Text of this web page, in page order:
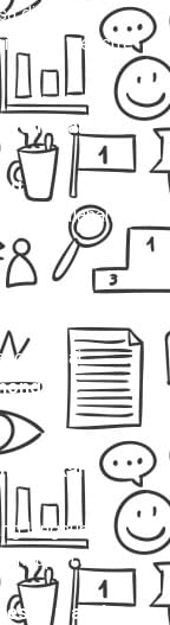
dilakukan
di website
perjalanan
travel Cibinong
sesuai
langsung
maupun charter.
travel